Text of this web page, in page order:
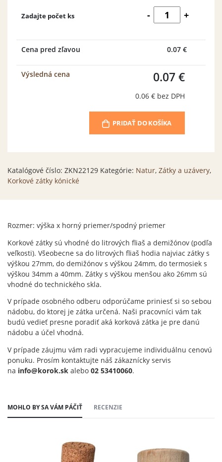
Zadajte počet ks -
množstvo
Korková
NATUR
+
Cena pred zľavou 0.07 €
Výsledná cena 0.07 €
0.06 € bez DPH
PRIDAŤ DO KOŠÍKA
Katalógové číslo: ZKN22129 Kategórie: Natur, Zátky a uzávery,
Korkové zátky kónické
Rozmer: výška x horný priemer/spodný priemer
Korkové zátky sú vhodné do litrových fliaš a demižónov (podľa
veľkosti). Všeobecne sa do litrových fliaš hodia najviac zátky s
výškou 27mm, do demižónov s výškou 24mm, do termosiek s
výškou 34mm a 40mm. Zátky s výškou menšou ako 26mm sú
vhodné do technického skla.
V prípade osobného odberu odporúčame priniesť si so sebou
nádobu, do ktorej je zátka určená. Naši pracovníci vám tak
budú vedieť presne poradiť aká korková zátka je pre danú
nádobu a účel vhodná.
V prípade záujmu vám radi vypracujeme individuálnu cenovú
ponuku. Prosím kontaktujte náš zákaznícky servis
na info@korok.sk alebo 02 53410060.
MOHLO BY SA VÁM PÁČIŤ RECENZIE